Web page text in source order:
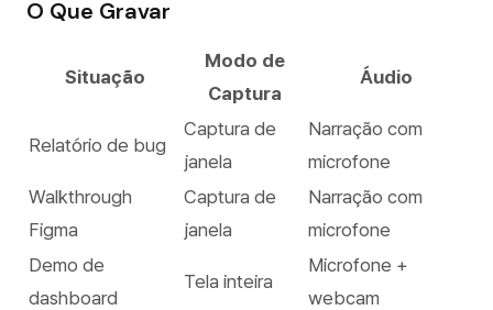
O Que Gravar
Situação
Modo de
Captura
Áudio
Relatório de bug
Captura de
janela
Narração com
microfone
Walkthrough
Figma
Captura de
janela
Narração com
microfone
Demo de
dashboard
Tela inteira
Microfone +
webcam